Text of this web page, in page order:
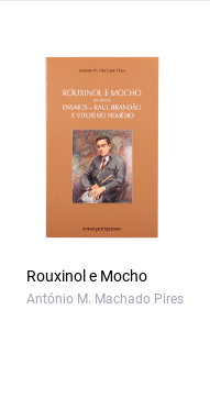
Rouxinol e Mocho
António M. Machado Pires